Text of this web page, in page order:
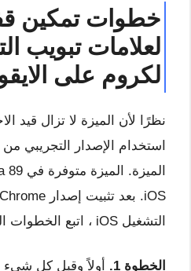
لعلامات تبويب
لكروم على
نظرًا لأن الميزة لا تزال قيد
التشغيل iOS ، اتبع الخطوات الموضحة أدناه.
الخطوة 1.